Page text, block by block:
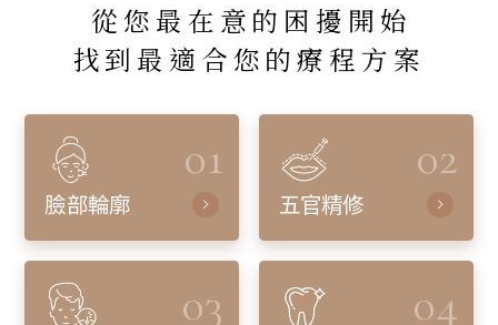
從您最在意的困擾開始
找到最適合您的療程方案
01
臉部輪廓
02
五官精修
03 04